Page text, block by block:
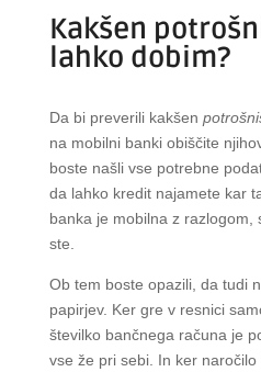
Kakšen
lahko dobim?
Da bi preverili kakšen
na mobilni banki obiščite
boste našli vse potrebne
da lahko kredit najamete kar
banka je mobilna z razlogom,
ste.
Ob tem boste opazili, da tudi
papirjev. Ker gre v resnici
številko bančnega računa je
vse že pri sebi. In ker